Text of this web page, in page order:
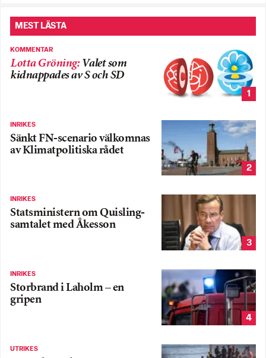
MEST LÄSTA
KOMMENTAR
Lotta Gröning: Valet som
kidnappades av S och SD
1
INRIKES
Sänkt FN-scenario välkomnas
av Klimatpolitiska rådet
2
INRIKES
Statsministern om Quisling-
samtalet med Åkesson
3
INRIKES
Storbrand i Laholm – en
gripen
4
UTRIKES